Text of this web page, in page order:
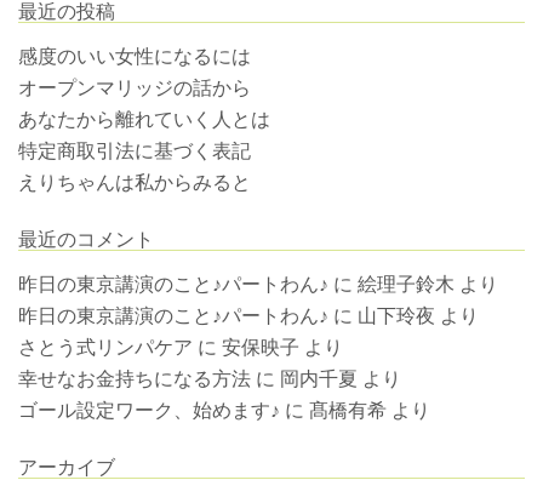
最近の投稿
感度のいい女性になるには
オープンマリッジの話から
あなたから離れていく人とは
特定商取引法に基づく表記
えりちゃんは私からみると
最近のコメント
昨日の東京講演のこと♪パートわん♪ に 絵理子鈴木 より
昨日の東京講演のこと♪パートわん♪ に 山下玲夜 より
さとう式リンパケア に 安保映子 より
幸せなお金持ちになる方法 に 岡内千夏 より
ゴール設定ワーク、始めます♪ に 髙橋有希 より
アーカイブ